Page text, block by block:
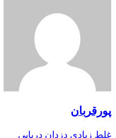
پورقربان
غلط زیادیِ دزدان دریایی